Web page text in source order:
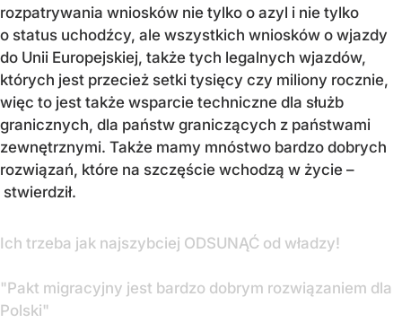
rozpatrywania wniosków nie tylko o azyl i nie tylko
o status uchodźcy, ale wszystkich wniosków o wjazdy
do Unii Europejskiej, także tych legalnych wjazdów,
których jest przecież setki tysięcy czy miliony rocznie,
więc to jest także wsparcie techniczne dla służb
granicznych, dla państw graniczących z państwami
zewnętrznymi. Także mamy mnóstwo bardzo dobrych
rozwiązań, które na szczęście wchodzą w życie –
stwierdził.
Ich trzeba jak najszybciej ODSUNĄĆ od władzy!
"Pakt migracyjny jest bardzo dobrym rozwiązaniem dla
Polski"